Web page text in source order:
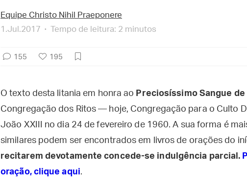
Equipe Christo Nihil Praeponere
1.Jul.2017
Tempo de leitura: 2 minutos
155 195
O texto desta litania em honra ao Preciosíssimo Sangue
Congregação dos Ritos — hoje, Congregação para o Culto
João XXIII no dia 24 de fevereiro de 1960. A sua forma é
similares podem ser encontrados em livros de orações do
recitarem devotamente concede-se indulgência parcial.
oração, clique aqui.